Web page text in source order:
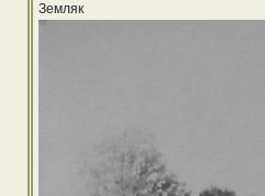
Земляк